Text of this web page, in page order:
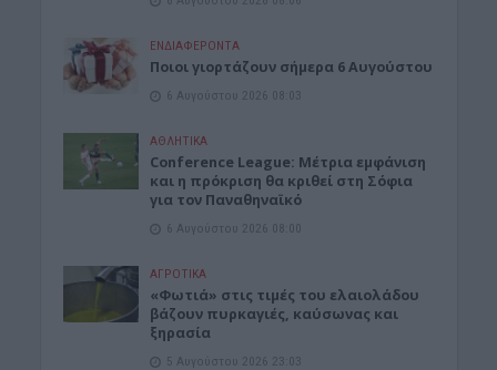
ΕΝΔΙΑΦΕΡΟΝΤΑ
Ποιοι γιορτάζουν σήμερα 6 Αυγούστου
6 Αυγούστου 2026 08:03
ΑΘΛΗΤΙΚΑ
Conference League: Μέτρια εμφάνιση
και η πρόκριση θα κριθεί στη Σόφια
για τον Παναθηναϊκό
6 Αυγούστου 2026 08:00
ΑΓΡΟΤΙΚΑ
«Φωτιά» στις τιμές του ελαιολάδου
βάζουν πυρκαγιές, καύσωνας και
ξηρασία
5 Αυγούστου 2026 23:03